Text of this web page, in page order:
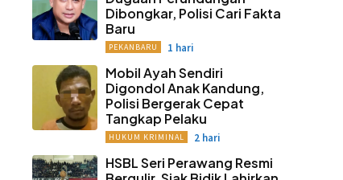
Dibongkar, Polisi Cari Fakta
Baru
PEKANBARU 1 hari
Mobil Ayah Sendiri
Digondol Anak Kandung,
Polisi Bergerak Cepat
Tangkap Pelaku
HUKUM KRIMINAL 2 hari
HSBL Seri Perawang Resmi